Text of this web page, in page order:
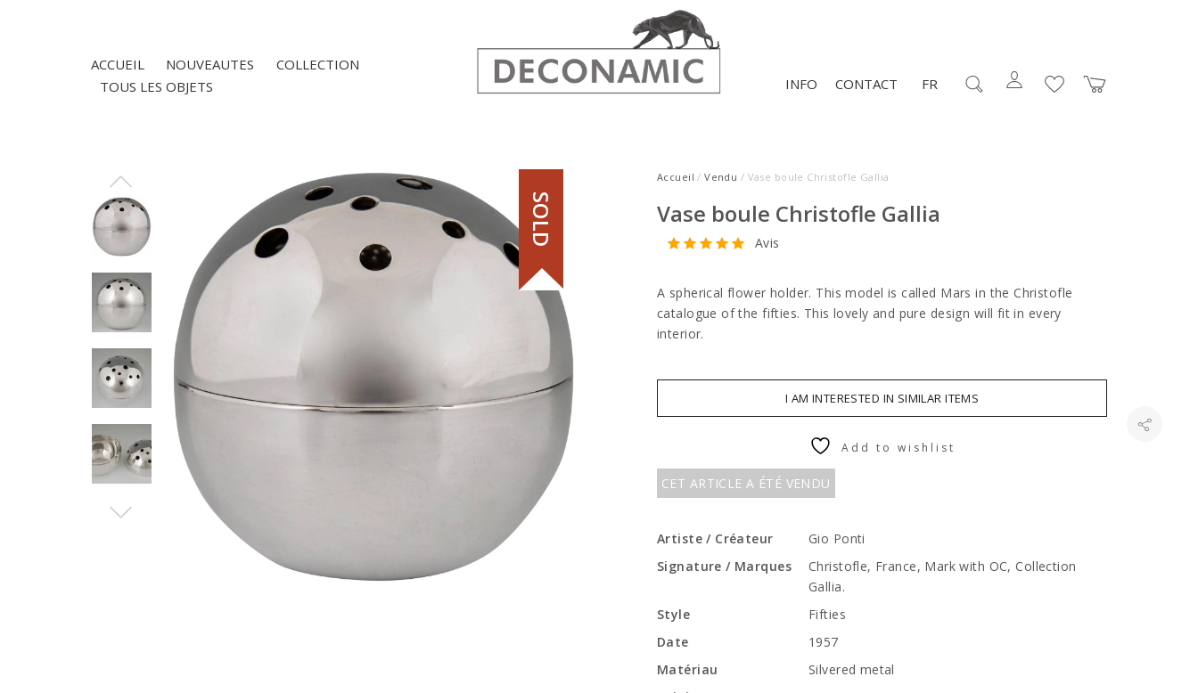
ACCUEIL NOUVEAUTES
COLLECTION
TOUS LES OBJETS
CONTACT
INFO FR
SOLD
Accueil /Vendu / Vase boule Christofle Gallia
Vase boule Christofle Gallia
Avis
A spherical flower holder. This model is called Mars in the Christofle
catalogue of the fifties. This lovely and pure design will fit in every
interior.
I AM INTERESTED IN SIMILAR ITEMS
CET ARTICLE A ÉTÉ VENDU
Add to wishlist
Artiste / Créateur
Gio Ponti
Signature / Marques
Christofle, France, Mark with OC, Collection
Gallia.
Style
Fifties
Date
1957
Matériau
Silvered metal